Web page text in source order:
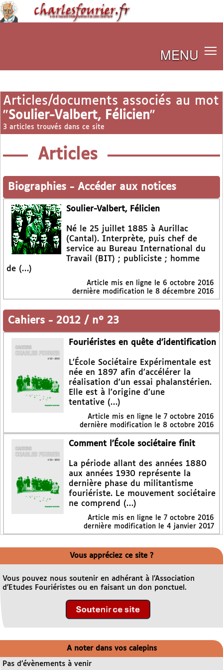
MENU
Articles/documents associés au mot
"Soulier-Valbert, Félicien"
3 articles trouvés dans ce site
Articles
Biographies - Accéder aux notices
Soulier-Valbert, Félicien
Né le 25 juillet 1885 à Aurillac
(Cantal). Interprète, puis chef de
service au Bureau International du
Travail (BIT) ; publiciste ; homme
de (…)
Article mis en ligne le 6 octobre 2016
dernière modification le 8 décembre 2016
Cahiers - 2012 / n° 23
Fouriéristes en quête d’identification
L’École Sociétaire Expérimentale est
née en 1897 afin d’accélérer la
réalisation d’un essai phalanstérien.
Elle est à l’origine d’une
tentative (…)
Article mis en ligne le 7 octobre 2016
dernière modification le 8 octobre 2016
Comment l’École sociétaire finit
La période allant des années 1880
aux années 1930 représente la
dernière phase du militantisme
fouriériste. Le mouvement sociétaire
ne comprend (…)
Article mis en ligne le 7 octobre 2016
dernière modification le 4 janvier 2017
Vous appréciez ce site ?
Vous pouvez nous soutenir en adhérant à l’Association
d’Etudes Fouriéristes ou en faisant un don ponctuel.
A noter dans vos calepins
Pas d’évènements à venir